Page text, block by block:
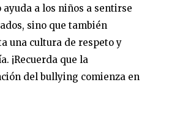
ayuda a los niños a sentirse
sino que también
una cultura de respeto y
¡Recuerda que la
del bullying comienza en